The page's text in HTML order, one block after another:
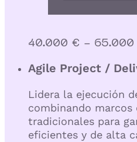
40.000 € - 65.000
Agile Project /
Lidera la ejecución
combinando marcos
tradicionales para
eficientes y de alta